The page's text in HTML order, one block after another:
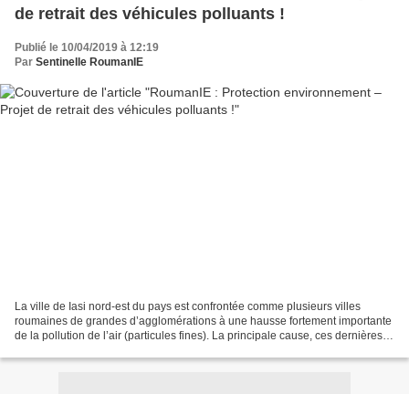
de retrait des véhicules polluants !
Publié le 10/04/2019 à 12:19
Par Sentinelle RoumanIE
La ville de Iasi nord-est du pays est confrontée comme plusieurs villes
roumaines de grandes d’agglomérations à une hausse fortement importante
de la pollution de l’air (particules fines). La principale cause, ces dernières